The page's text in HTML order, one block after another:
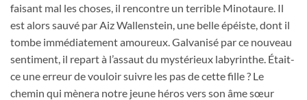
faisant mal les choses, il rencontre un terrible Minotaure. Il
est alors sauvé par Aiz Wallenstein, une belle épéiste, dont il
tombe immédiatement amoureux. Galvanisé par ce nouveau
sentiment, il repart à l’assaut du mystérieux labyrinthe. Était-
ce une erreur de vouloir suivre les pas de cette fille ? Le
chemin qui mènera notre jeune héros vers son âme sœur